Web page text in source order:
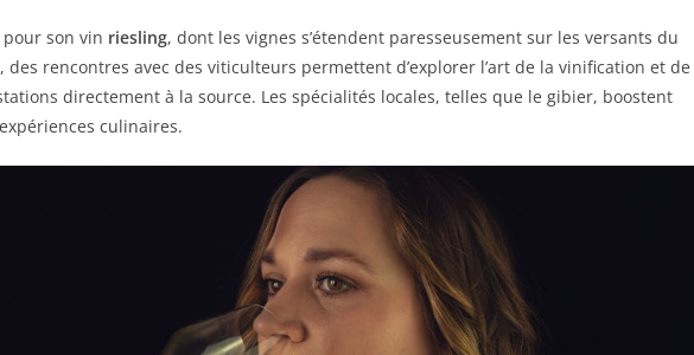
son vin riesling, dont les vignes s’étendent paresseusement sur les versants du
des rencontres avec des viticulteurs permettent d’explorer l’art de la vinification et de
directement à la source. Les spécialités locales, telles que le gibier, boostent
culinaires.